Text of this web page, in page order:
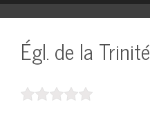
Égl. de la Trinité